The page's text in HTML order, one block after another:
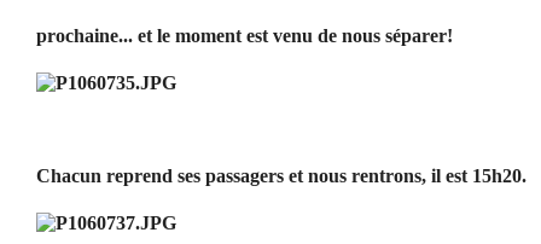
prochaine... et le moment est venu de nous séparer!
Chacun reprend ses passagers et nous rentrons, il est 15h20.